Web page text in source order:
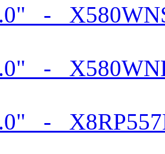
-
-
-